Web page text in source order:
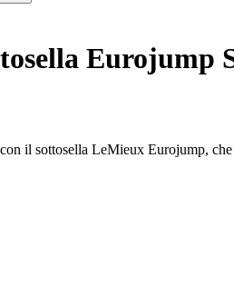
Eurojump
il sottosella LeMieux Eurojump, che